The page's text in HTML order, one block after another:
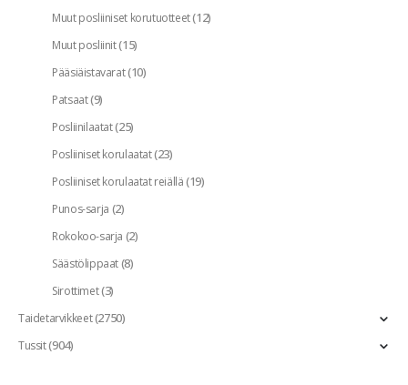
Muut posliiniset korutuotteet(12)
Muut posliinit(15)
Pääsiäistavarat(10)
Patsaat(9)
Posliinilaatat(25)
Posliiniset korulaatat(23)
Posliiniset korulaatat reiällä(19)
Punos-sarja (2)
Rokokoo-sarja (2)
Säästölippaat(8)
Sirottimet(3)
Taidetarvikkeet(2750)
Tussit(904)